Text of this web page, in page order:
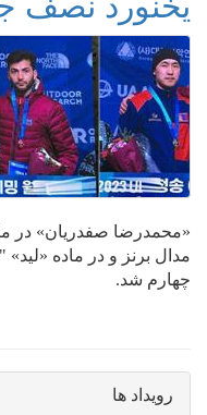
«محمدرضا صفدریان» در
مدال برنز و در ماده
چهارم شد.
رویداد ها